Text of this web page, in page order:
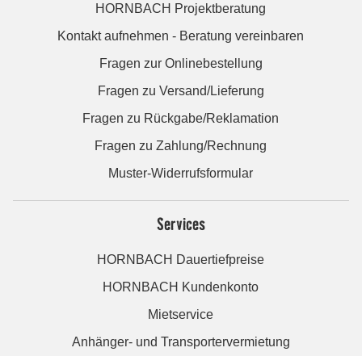
HORNBACH Projektberatung
Kontakt aufnehmen - Beratung vereinbaren
Fragen zur Onlinebestellung
Fragen zu Versand/Lieferung
Fragen zu Rückgabe/Reklamation
Fragen zu Zahlung/Rechnung
Muster-Widerrufsformular
Services
HORNBACH Dauertiefpreise
HORNBACH Kundenkonto
Mietservice
Anhänger- und Transportervermietung